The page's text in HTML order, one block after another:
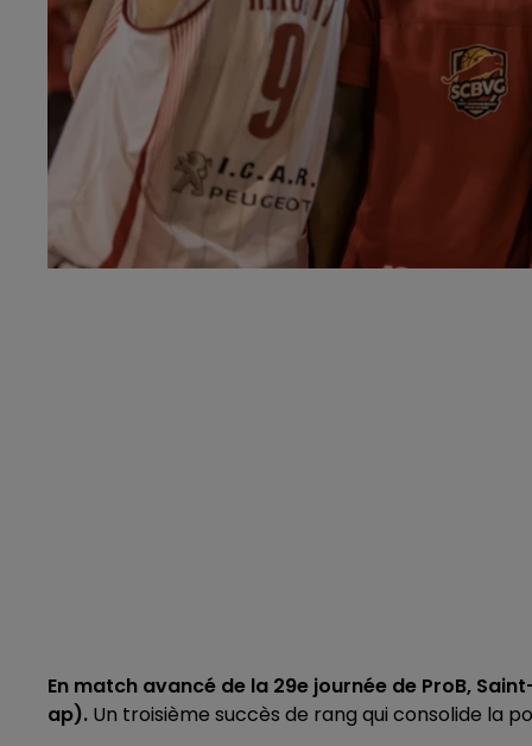
En match avancé de la 29e journée de ProB,
ap). Un troisième succès de rang qui consolide la